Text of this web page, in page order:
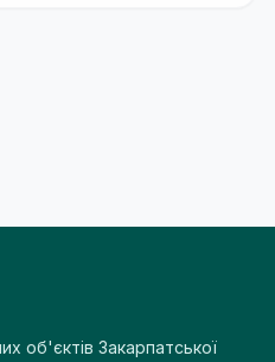
об'єктів Закарпатської